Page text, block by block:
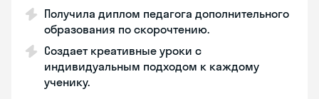
Получила диплом педагога дополнительного
образования по скорочтению.
Создает креативные уроки с
индивидуальным подходом к каждому
ученику.